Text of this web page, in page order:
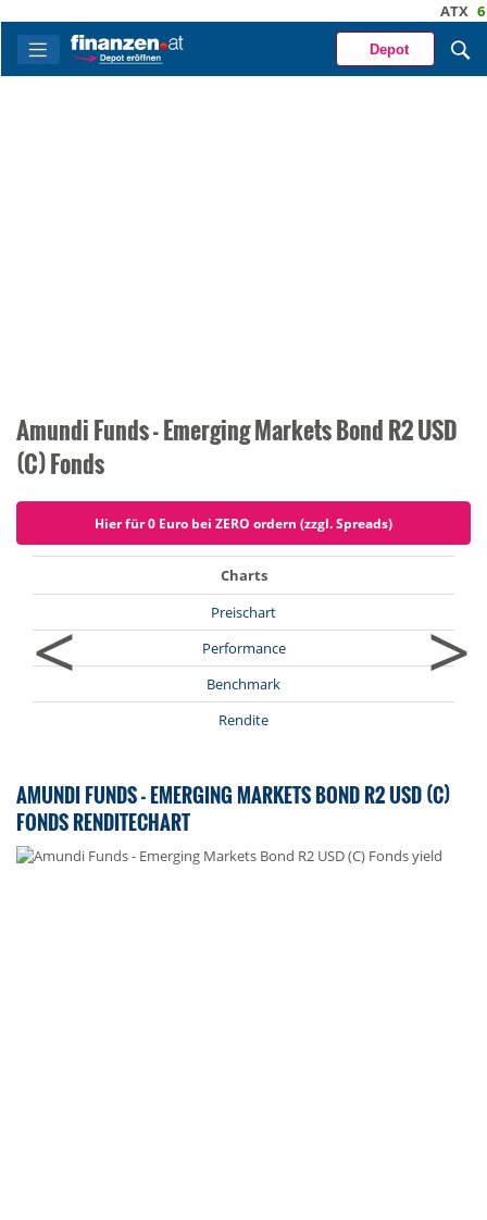
ATX 6
Depot
Amundi Funds - Emerging Markets Bond R2 USD
(C) Fonds
Hier für 0 Euro bei ZERO ordern (zzgl. Spreads)
<
Charts
Preischart
Performance
Benchmark
Rendite
>
AMUNDI FUNDS - EMERGING MARKETS BOND R2 USD (C)
FONDS RENDITECHART